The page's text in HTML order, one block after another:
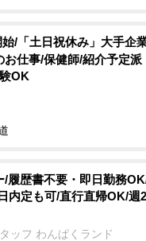
/「土日祝休み」大手企
お仕事/保健師/紹介予定派
OK
/履歴書不要・即日勤務
内定も可/直行直帰OK/週2
ッフ わんぱくランド